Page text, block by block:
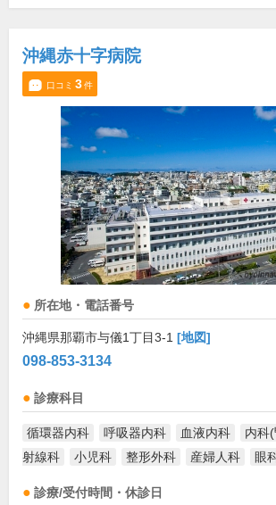
沖縄赤十字病院
口コミ 3件
所在地・電話番号
沖縄県那覇市与儀1丁目3-1 [地図]
098-853-3134
診療科目
循環器内科 呼吸器内科 血液内科 内科
射線科
小児科 整形外科 産婦人科 眼
診療/受付時間・休診日